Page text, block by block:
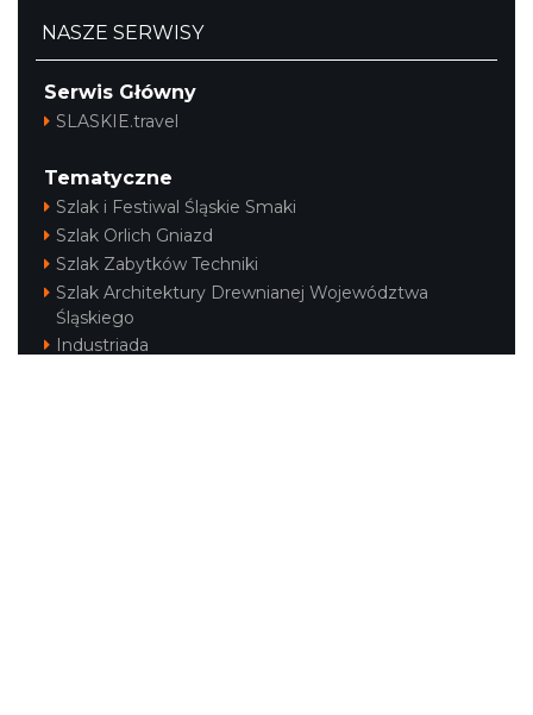
NASZE SERWISY
Serwis Główny
SLASKIE.travel
Tematyczne
Szlak i Festiwal Śląskie Smaki
Szlak Orlich Gniazd
Szlak Zabytków Techniki
Szlak Architektury Drewnianej Województwa
Śląskiego
Industriada